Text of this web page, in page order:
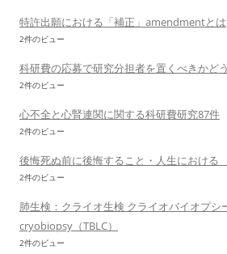
特許出願における「補正」amendmentとは
2件のビュー
科研費の応募で研究分担者を置くべきかど
2件のビュー
心不全と心腎連関に関する科研費研究87件
2件のビュー
後悔死ぬ前に後悔すること・人生におけ
2件のビュー
肺生検：クライオ生検 クライオバイオプ
cryobiopsy（TBLC）
2件のビュー